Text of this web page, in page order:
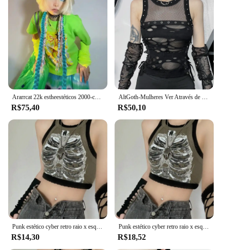
Ararrcat 22k estheestéticos 2000-camisa 2000s araarajuku--meninas shirt hort shirt leeve shirt camisa etal etal yyber ic hic ops ops unk unk tytyle all todos looth lolt lolothes
R$75,40
AltGoth-Mulheres Ver Através de Colheita Tank Tops, Sexy O-pescoço Patchwork, Harajuku Streetwear Gótico Vintage, Cyber Y2K Buraco Colete
R$50,10
Punk estético cyber retro raio x esqueleto impressão costela sem mangas colete armygreen colheita topo roupas de grife feminino verão emo
R$14,30
Punk estético cyber retro raio x esqueleto impressão costela sem mangas colete armygreen colheita topo roupas de grife feminino 2023 verão emo
R$18,52